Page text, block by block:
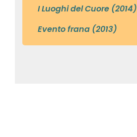
I Luoghi del Cuore (2014)
Evento frana (2013)